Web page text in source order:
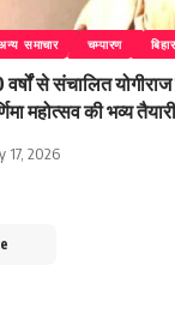
समाचार चम्पारण बिहार
वर्षों से संचालित
महोत्सव की भव्य तैयारी
17, 2026